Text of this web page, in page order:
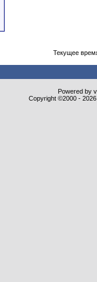
Текущее
Powered by
Copyright ©2000 -